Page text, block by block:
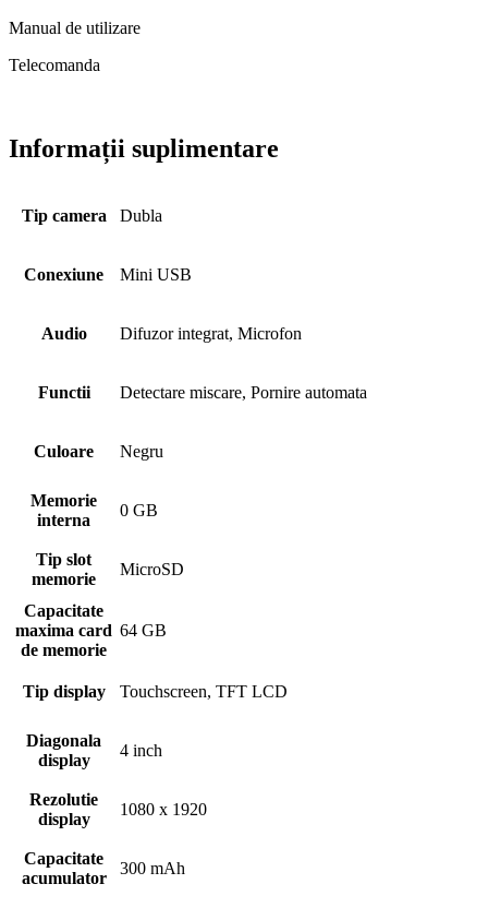
Manual de utilizare
Telecomanda
Informații suplimentare
Tip camera Dubla
Conexiune Mini USB
Audio Difuzor integrat, Microfon
Functii Detectare miscare, Pornire automata
Culoare Negru
Memorie
interna
0 GB
Tip slot
memorie
MicroSD
Capacitate
maxima card
de memorie
64 GB
Tip display Touchscreen, TFT LCD
Diagonala
display
4 inch
Rezolutie
display
1080 x 1920
Capacitate
acumulator
300 mAh